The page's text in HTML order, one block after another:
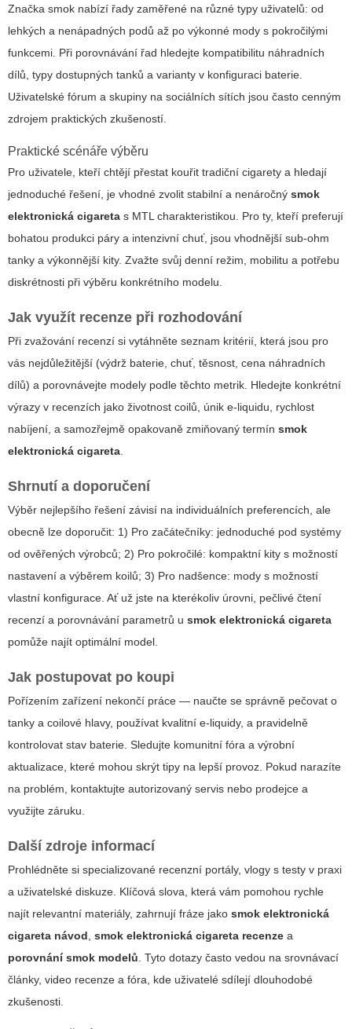
Značka smok nabízí řady zaměřené na různé typy uživatelů: od
lehkých a nenápadných podů až po výkonné mody s pokročilými
funkcemi. Při porovnávání řad hledejte kompatibilitu náhradních
dílů, typy dostupných tanků a varianty v konfiguraci baterie.
Uživatelské fórum a skupiny na sociálních sítích jsou často cenným
zdrojem praktických zkušeností.
Praktické scénáře výběru
Pro uživatele, kteří chtějí přestat kouřit tradiční cigarety a hledají
jednoduché řešení, je vhodné zvolit stabilní a nenáročný smok
elektronická cigareta s MTL charakteristikou. Pro ty, kteří preferují
bohatou produkci páry a intenzivní chuť, jsou vhodnější sub-ohm
tanky a výkonnější kity. Zvažte svůj denní režim, mobilitu a potřebu
diskrétnosti při výběru konkrétního modelu.
Jak využít recenze při rozhodování
Při zvažování recenzí si vytáhněte seznam kritérií, která jsou pro
vás nejdůležitější (výdrž baterie, chuť, těsnost, cena náhradních
dílů) a porovnávejte modely podle těchto metrik. Hledejte konkrétní
výrazy v recenzích jako životnost coilů únik e-liquidu
rychlost
nabíjení , a samozřejmě opakovaně zmiňovaný termín smok
elektronická cigareta
Shrnutí a doporučení
Výběr nejlepšího řešení závisí na individuálních preferencích, ale
obecně lze doporučit: 1) Pro začátečníky: jednoduché pod systémy
od ověřených výrobců; 2) Pro pokročilé: kompaktní kity s možností
nastavení a výběrem koilů; 3) Pro nadšence: mody s možností
vlastní konfigurace. Ať už jste na kterékoliv úrovni, pečlivé čtení
recenzí a porovnávání parametrů u smok elektronická cigareta
pomůže najít optimální model.
Jak postupovat po koupi
Pořízením zařízení nekončí práce — naučte se správně pečovat o
tanky a coilové hlavy, používat kvalitní e-liquidy, a pravidelně
kontrolovat stav baterie. Sledujte komunitní fóra a výrobní
aktualizace, které mohou skrýt tipy na lepší provoz. Pokud narazíte
na problém, kontaktujte autorizovaný servis nebo prodejce a
využijte záruku.
Další zdroje informací
Prohlédněte si specializované recenzní portály, vlogy s testy v praxi
a uživatelské diskuze. Klíčová slova, která vám pomohou rychle
najít relevantní materiály, zahrnují fráze jako smok elektronická
cigareta návod smok elektronická cigareta recenze a
porovnání smok modelů . Tyto dotazy často vedou na srovnávací
články, video recenze a fóra, kde uživatelé sdílejí dlouhodobé
zkušenosti.